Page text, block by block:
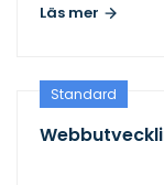
Läs mer
Standard